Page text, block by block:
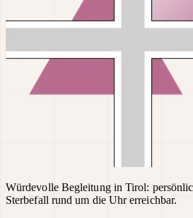
Würdevolle Begleitung in Tirol:
Sterbefall rund um die Uhr erreichbar.